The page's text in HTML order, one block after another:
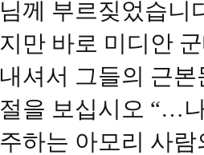
님께 부르짖었습니
지만 바로 미디안
내셔서 그들의 근
절을 보십시오 “…
주하는 아모리 사